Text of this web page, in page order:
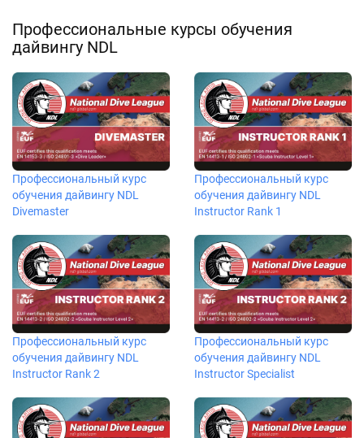
Профессиональные курсы обучения
дайвингу NDL
Профессиональный курс
обучения дайвингу NDL
Divemaster
Профессиональный курс
обучения дайвингу NDL
Instructor Rank 1
Профессиональный курс
обучения дайвингу NDL
Instructor Rank 2
Профессиональный курс
обучения дайвингу NDL
Instructor Specialist